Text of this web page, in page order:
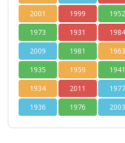
2001
1999 1952
1973
1931 1984
2009
1981 1963
1935
1959 1941
1934
2011 1977
1936
1976 2003